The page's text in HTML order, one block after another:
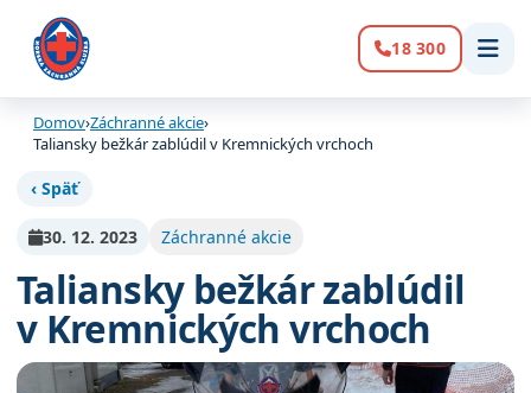
Volanie:
18 300
Domov›Záchranné akcie›
Taliansky bežkár zablúdil v Kremnických vrchoch
‹ Späť
30. 12. 2023 Záchranné akcie
Taliansky bežkár zablúdil
v Kremnických vrchoch